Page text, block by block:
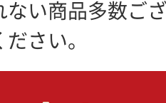
ない商品多数ご
さい。